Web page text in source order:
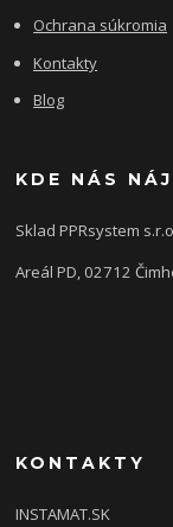
Ochrana súkromia
Kontakty
Blog
KDE NÁS
Sklad PPRsystem
Areál PD, 02712
KONTAKTY
INSTAMAT.SK